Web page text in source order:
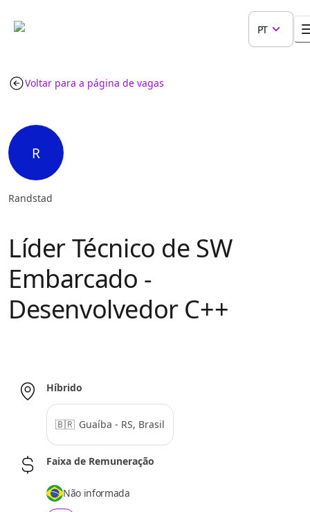
PT
Voltar para a página de vagas
R
Randstad
Líder Técnico de SW
Embarcado -
Desenvolvedor C++
Híbrido
🇧🇷 Guaíba - RS, Brasil
Faixa de Remuneração
Não informada